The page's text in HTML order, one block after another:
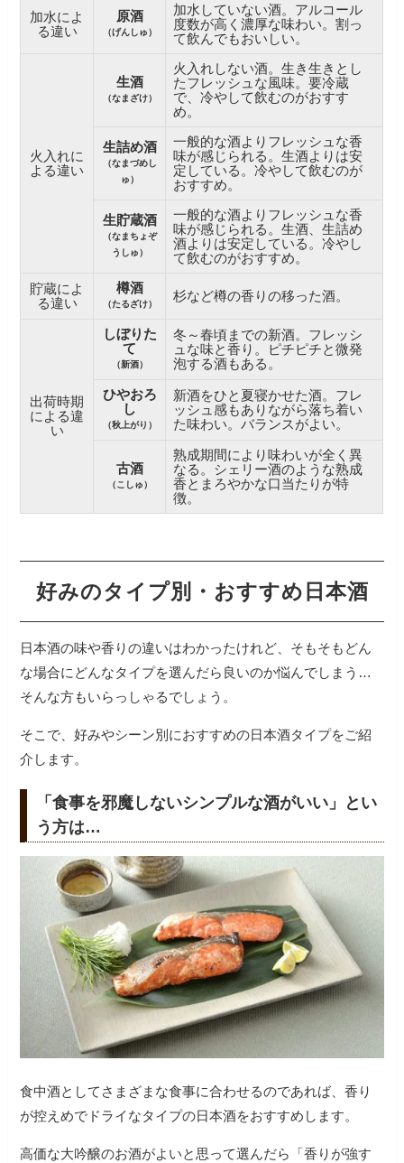
加水によ
る違い
原酒
（げんしゅ）
加水していない酒。アルコール
度数が高く濃厚な味わい。割っ
て飲んでもおいしい。
火入れに
よる違い
生酒
（なまざけ）
火入れしない酒。生き生きとし
たフレッシュな風味。要冷蔵
で、冷やして飲むのがおすす
め。
生詰め酒
（なまづめし
ゅ）
一般的な酒よりフレッシュな香
味が感じられる。生酒よりは安
定している。冷やして飲むのが
おすすめ。
生貯蔵酒
（なまちょぞ
うしゅ）
一般的な酒よりフレッシュな香
味が感じられる。生酒、生詰め
酒よりは安定している。冷やし
て飲むのがおすすめ。
貯蔵によ
る違い
樽酒
（たるざけ）
杉など樽の香りの移った酒。
出荷時期
による違
い
しぼりた
て
（新酒）
冬～春頃までの新酒。フレッシ
ュな味と香り。ピチピチと微発
泡する酒もある。
ひやおろ
し
（秋上がり）
新酒をひと夏寝かせた酒。フレ
ッシュ感もありながら落ち着い
た味わい。バランスがよい。
古酒
（こしゅ）
熟成期間により味わいが全く異
なる。シェリー酒のような熟成
香とまろやかな口当たりが特
徴。
好みのタイプ別・おすすめ日本酒
日本酒の味や香りの違いはわかったけれど、そもそもどん
な場合にどんなタイプを選んだら良いのか悩んでしまう…
そんな方もいらっしゃるでしょう。
そこで、好みやシーン別におすすめの日本酒タイプをご紹
介します。
「食事を邪魔しないシンプルな酒がいい」とい
う方は…
食中酒としてさまざまな食事に合わせるのであれば、香り
が控えめでドライなタイプの日本酒をおすすめします。
高価な大吟醸のお酒がよいと思って選んだら「香りが強す